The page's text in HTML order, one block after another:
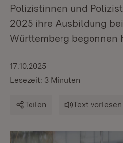
Polizistinnen und
2025 ihre Ausbildung
Württemberg begonnen
17.10.2025
Lesezeit: 3 Minuten
Teilen Text vorlesen